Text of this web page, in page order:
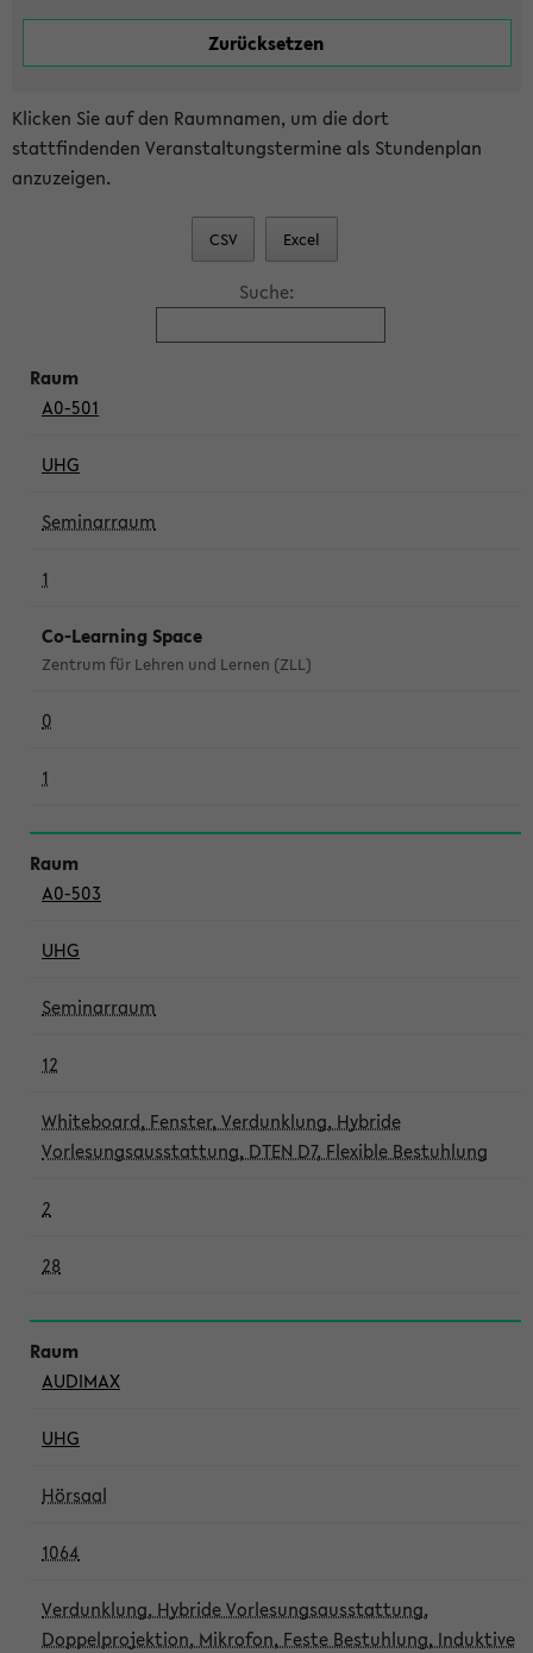
Klicken Sie auf den Raumnamen, um die dort
stattfindenden Veranstaltungstermine als Stundenplan
anzuzeigen.
CSV Excel
Suche:
A0-501
UHG
Seminarraum
1
Co-Learning Space
Zentrum für Lehren und Lernen (ZLL)
0
1
A0-503
UHG
Seminarraum
12
Whiteboard, Fenster, Verdunklung, Hybride
Vorlesungsausstattung, DTEN D7, Flexible Bestuhlung
2
28
AUDIMAX
UHG
Hörsaal
1064
Verdunklung, Hybride Vorlesungsausstattung,
Doppelprojektion, Mikrofon, Feste Bestuhlung, Induktive